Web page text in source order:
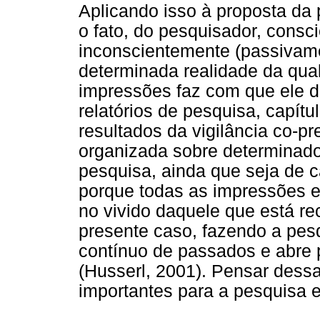
Aplicando isso à proposta da
o fato, do pesquisador,
inconscientemente
determinada realidade da
impressões faz com que ele
relatórios de pesquisa,
resultados da vigilância co-
organizada sobre
pesquisa, ainda que seja de
porque todas as impressões
no vivido daquele que está
presente caso, fazendo a
contínuo de passados e
(Husserl, 2001). Pensar
importantes para a pesquisa